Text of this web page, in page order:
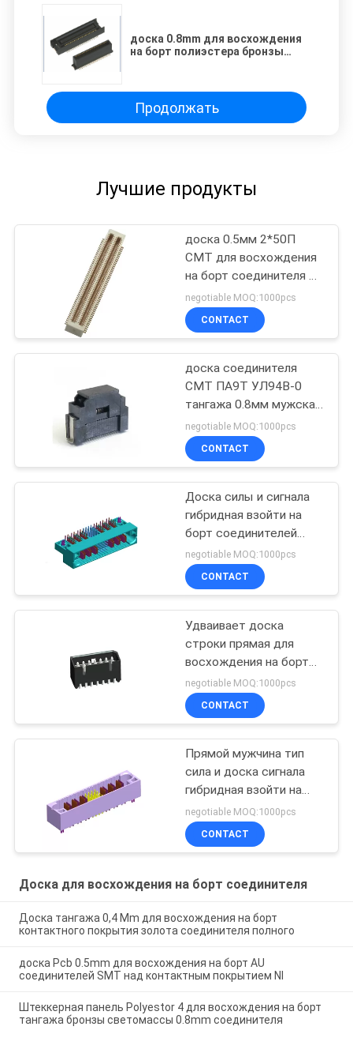
доска 0.8mm для восхождения
на борт полиэстера бронзы
соединителя smt
Продолжать
Лучшие продукты
доска 0.5мм 2*50П
СМТ для восхождения
на борт соединителя с
вспышкой золота
бронзы светомассы
ПА9Т столба
negotiable MOQ:1000pcs
CONTACT
доска соединителя
СМТ ПА9Т УЛ94В-0
тангажа 0.8мм мужская
прямая для
восхождения на борт
типа д
negotiable MOQ:1000pcs
CONTACT
Доска силы и сигнала
гибридная взойти на
борт соединителей
выпрямляет мужчины
ангела тип
ПОГРУЖЕНИЕ с
negotiable MOQ:1000pcs
CONTACT
Удваивает доска
строки прямая для
восхождения на борт
разъема питания
соединителя 1.25мм
мужского
negotiable MOQ:1000pcs
CONTACT
Прямой мужчина тип
сила и доска сигнала
гибридная взойти на
борт Сн соединителей
покрытого с вилками
РОХС
negotiable MOQ:1000pcs
CONTACT
Доска для восхождения на борт соединителя
Доска тангажа 0,4 Mm для восхождения на борт
контактного покрытия золота соединителя полного
доска Pcb 0.5mm для восхождения на борт AU
соединителей SMT над контактным покрытием NI
Штеккерная панель Polyestor 4 для восхождения на борт
тангажа бронзы светомассы 0.8mm соединителя